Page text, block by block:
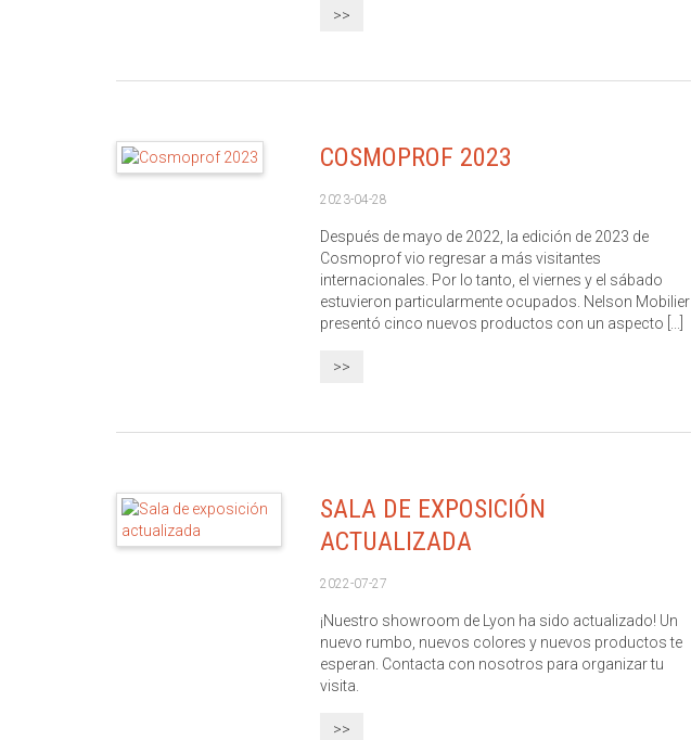
>>
COSMOPROF 2023
2023-04-28
Después de mayo de 2022, la edición de 2023 de
Cosmoprof vio regresar a más visitantes
internacionales. Por lo tanto, el viernes y el sábado
estuvieron particularmente ocupados. Nelson Mobilier
presentó cinco nuevos productos con un aspecto [...]
>>
SALA DE EXPOSICIÓN
ACTUALIZADA
2022-07-27
¡Nuestro showroom de Lyon ha sido actualizado! Un
nuevo rumbo, nuevos colores y nuevos productos te
esperan. Contacta con nosotros para organizar tu
visita.
>>